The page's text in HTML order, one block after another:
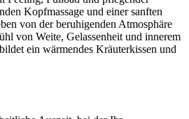
Kopfmassage und einer sanften
von der beruhigenden Atmosphäre
von Weite, Gelassenheit und innerem
ein wärmendes Kräuterkissen und